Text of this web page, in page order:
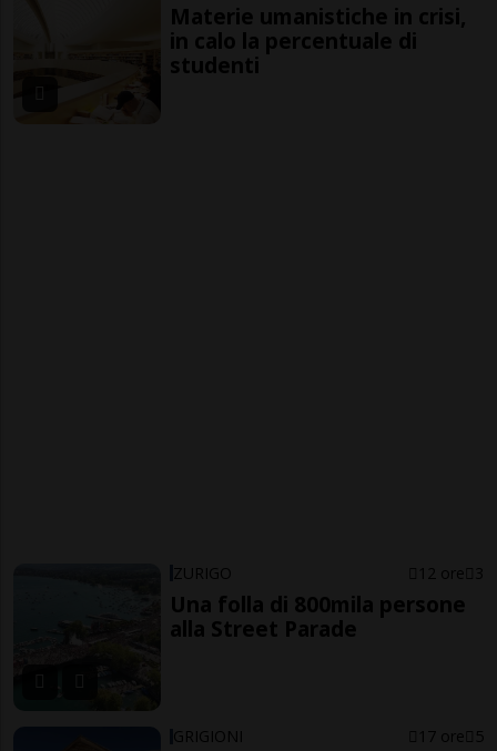
Materie umanistiche in crisi,
in calo la percentuale di
studenti
ZURIGO 12 ore 3
Una folla di 800mila persone
alla Street Parade
GRIGIONI 17 ore 5